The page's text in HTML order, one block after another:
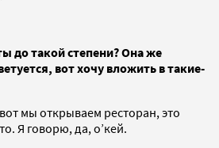
до такой степени? Она же
вот хочу вложить в такие-
мы открываем ресторан, это
Я говорю, да, о’кей.